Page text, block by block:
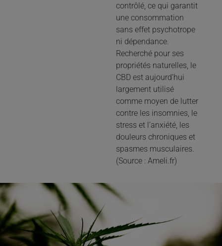
contrôlé, ce qui garantit
une consommation
sans effet psychotrope
ni dépendance.
Recherché pour ses
propriétés naturelles, le
CBD est aujourd’hui
largement utilisé
comme moyen de lutter
contre les insomnies, le
stress et l’anxiété, les
douleurs chroniques et
spasmes musculaires.
(Source : Ameli.fr)